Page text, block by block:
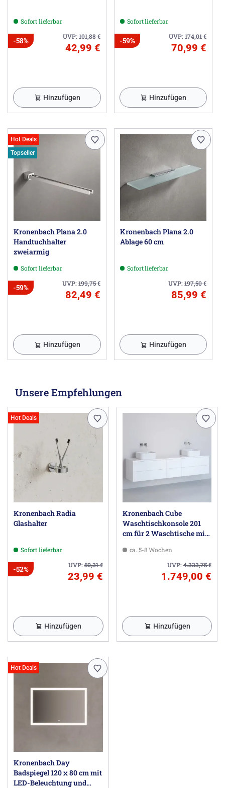
Sofort lieferbar
UVP:101,88€
-58%
42,99 €
Hinzufügen
Sofort lieferbar
UVP:174,01€
-59%
70,99 €
Hinzufügen
Hot Deals
Topseller
Kronenbach Plana 2.0
Handtuchhalter
zweiarmig
Sofort lieferbar
UVP:199,75€
-59%
82,49 €
Hinzufügen
Kronenbach Plana 2.0
Ablage 60 cm
Sofort lieferbar
UVP:197,50€
85,99 €
Hinzufügen
Unsere Empfehlungen
Hot Deals
Kronenbach Radia
Glashalter
Sofort lieferbar
UVP:50,31€
-52%
23,99 €
Hinzufügen
Kronenbach Cube
Waschtischkonsole 201
cm für 2 Waschtische mit
ca. 5-8 Wochen
UVP:4.323,75€
1.749,00 €
Hinzufügen
Hot Deals
Kronenbach Day
Badspiegel 120 x 80 cm mit
LED-Beleuchtung und